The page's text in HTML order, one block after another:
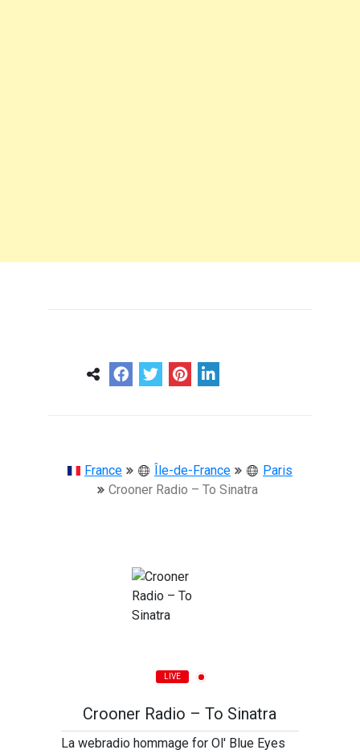
France Île-de-France
Paris
Crooner Radio – To Sinatra
LIVE
Crooner Radio – To Sinatra
La webradio hommage for Ol' Blue Eyes